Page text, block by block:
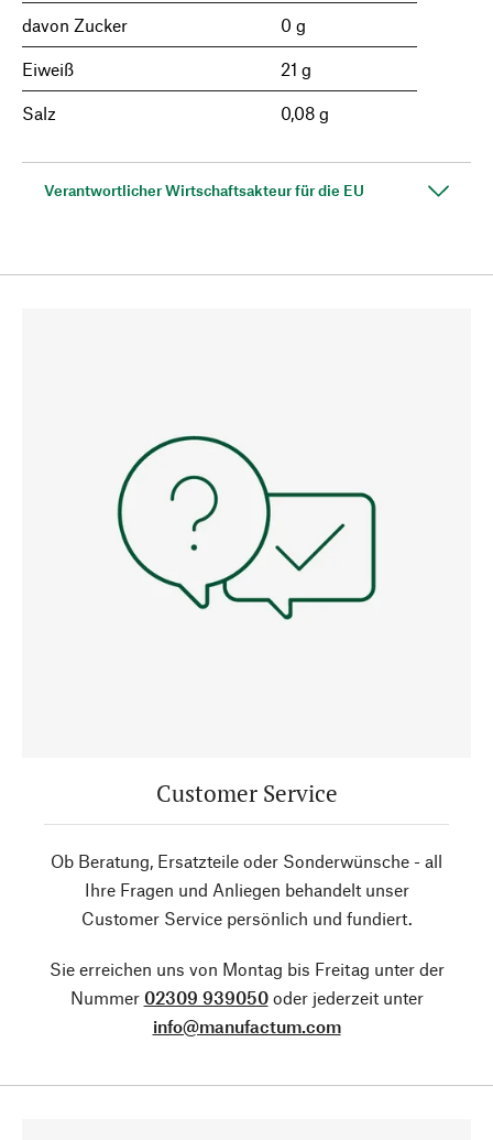
davon Zucker 0 g
Eiweiß 21 g
Salz 0,08 g
Verantwortlicher Wirtschaftsakteur für die EU
Customer Service
Ob Beratung, Ersatzteile oder Sonderwünsche - all
Ihre Fragen und Anliegen behandelt unser
Customer Service persönlich und fundiert.
Sie erreichen uns von Montag bis Freitag unter der
Nummer 02309 939050oder jederzeit unter
info@manufactum.com